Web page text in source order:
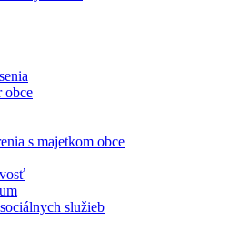
obce
s majetkom obce
služieb